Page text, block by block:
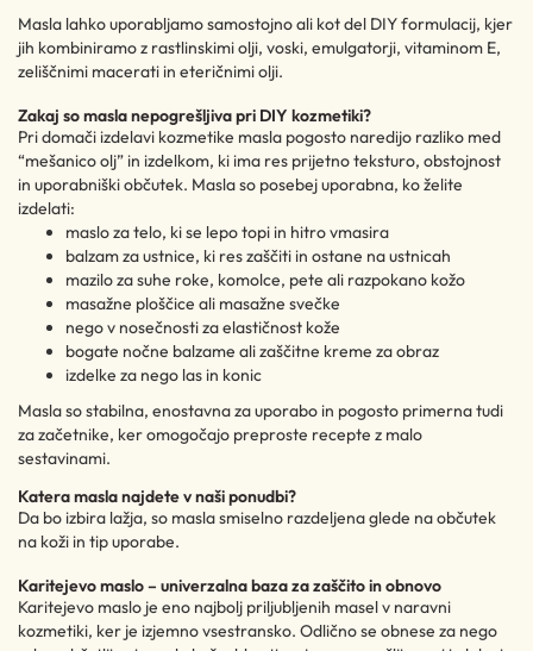
Masla lahko uporabljamo samostojno ali kot del DIY formulacij, kjer
jih kombiniramo z rastlinskimi olji, voski, emulgatorji, vitaminom E,
zeliščnimi macerati in eteričnimi olji.
Zakaj so masla nepogrešljiva pri DIY kozmetiki?
Pri domači izdelavi kozmetike masla pogosto naredijo razliko med
“mešanico olj” in izdelkom, ki ima res prijetno teksturo, obstojnost
in uporabniški občutek. Masla so posebej uporabna, ko želite
izdelati:
maslo za telo, ki se lepo topi in hitro vmasira
balzam za ustnice, ki res zaščiti in ostane na ustnicah
mazilo za suhe roke, komolce, pete ali razpokano kožo
masažne ploščice ali masažne svečke
nego v nosečnosti za elastičnost kože
bogate nočne balzame ali zaščitne kreme za obraz
izdelke za nego las in konic
Masla so stabilna, enostavna za uporabo in pogosto primerna tudi
za začetnike, ker omogočajo preproste recepte z malo
sestavinami.
Katera masla najdete v naši ponudbi?
Da bo izbira lažja, so masla smiselno razdeljena glede na občutek
na koži in tip uporabe.
Karitejevo maslo – univerzalna baza za zaščito in obnovo
Karitejevo maslo je eno najbolj priljubljenih masel v naravni
kozmetiki, ker je izjemno vsestransko. Odlično se obnese za nego